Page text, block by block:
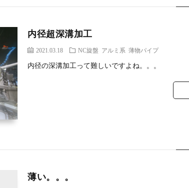
内径超深溝加工
2021.03.18 NC旋盤 アルミ系 薄物パイプ
内径の深溝加工って難しいですよね。。。
薄い。。。